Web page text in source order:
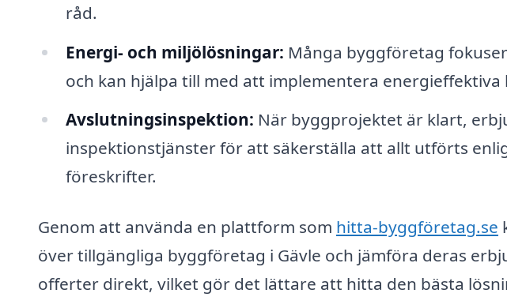
råd.
Energi- och miljölösningar: Många byggföretag
och kan hjälpa till med att implementera
Avslutningsinspektion: När byggprojektet är klart,
inspektionstjänster för att säkerställa att allt utförts
föreskrifter.
Genom att använda en plattform som hitta-byggföretag.se
över tillgängliga byggföretag i Gävle och jämföra deras
offerter direkt, vilket gör det lättare att hitta den bästa